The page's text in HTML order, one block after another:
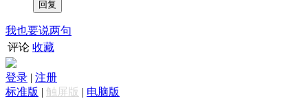
我也要说两句
评论 收藏
登录 | 注册
标准版 | 触屏版 | 电脑版